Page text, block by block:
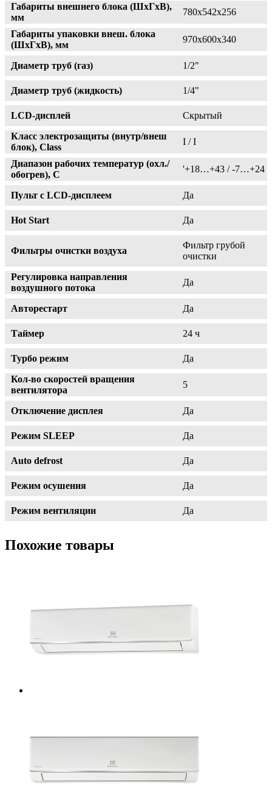
Габариты внешнего блока (ШxГxВ),
мм
780х542х256
Габариты упаковки внеш. блока
(ШxГxВ), мм
970х600х340
Диаметр труб (газ) 1/2"
Диаметр труб (жидкость) 1/4"
LCD-дисплей
Скрытый
Класс электрозащиты (внутр/внеш
блок), Class
I / I
Диапазон рабочих температур (охл./
обогрев), C
'+18…+43 / -7…+24
Пульт с LCD-дисплеем Да
Hot Start Да
Фильтры очистки воздуха
Фильтр грубой
очистки
Регулировка направления
воздушного потока
Да
Авторестарт Да
Таймер 24 ч
Турбо режим
Да
Кол-во скоростей вращения
вентилятора
5
Отключение дисплея Да
Режим SLEEP Да
Auto defrost Да
Режим осушения Да
Режим вентиляции Да
Похожие товары